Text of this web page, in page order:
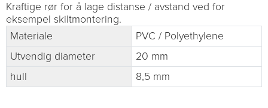
Kraftige rør for å lage distanse / avstand ved for
eksempel skiltmontering.
Materiale
PVC / Polyethylene
Utvendig diameter
20 mm
hull
8,5 mm